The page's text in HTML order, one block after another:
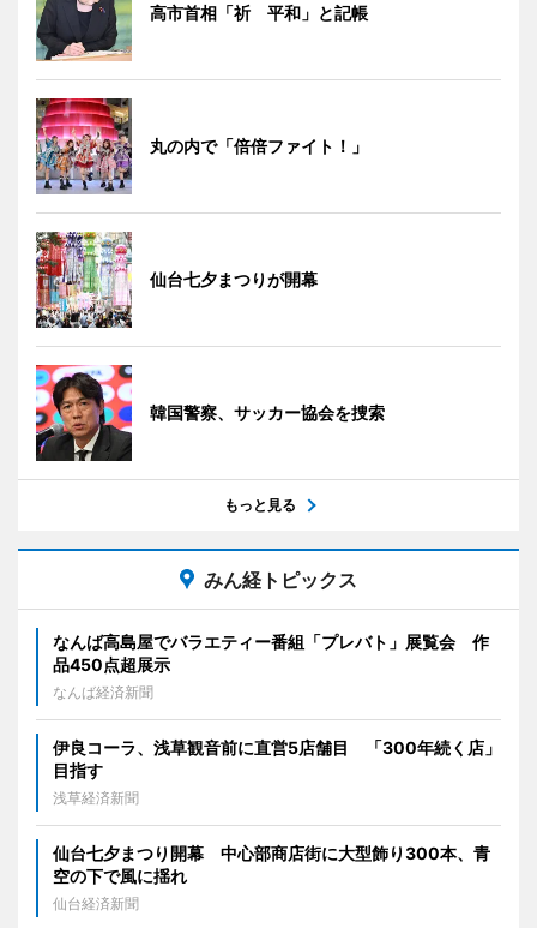
高市首相「祈 平和」と記帳
丸の内で「倍倍ファイト！」
仙台七夕まつりが開幕
韓国警察、サッカー協会を捜索
もっと見る
みん経トピックス
なんば高島屋でバラエティー番組「プレバト」展覧会 作
品450点超展示
なんば経済新聞
伊良コーラ、浅草観音前に直営5店舗目 「300年続く店」
目指す
浅草経済新聞
仙台七夕まつり開幕 中心部商店街に大型飾り300本、青
空の下で風に揺れ
仙台経済新聞